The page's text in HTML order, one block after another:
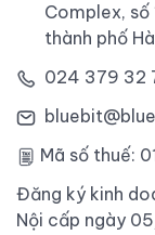
Complex, số
thành phố
024 379 32
Mã số thuế:
Đăng ký kinh
Nội cấp ngày